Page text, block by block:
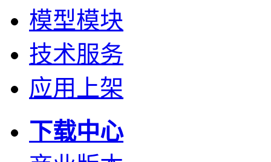
模型模块
技术服务
应用上架
下载中心